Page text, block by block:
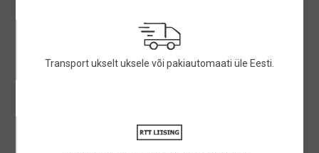
Transport ukselt uksele või pakiautomaati üle Eesti.